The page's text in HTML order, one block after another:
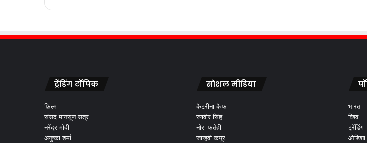
ट्रेंडिंग टॉपिक
फ़िल्म
संसद मानसून सत्र
नरेंद्र मोदी
अनुष्का शर्मा
सोशल मीडिया
कैटरीना कैफ
रणवीर सिंह
नोरा फतेही
जान्हवी कपूर
भारत
विश्व
ट्रेंडिंग
ओडिशा